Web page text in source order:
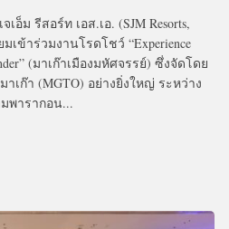
เอ็ม รีสอร์ท เอส.เอ. (SJM Resorts,
เข้าร่วมงานโรดโชว์ “Experience
(มาเก๊าเมืองมหัศจรรย์) ซึ่งจัดโดย
เก๊า (MGTO) อย่างยิ่งใหญ่ ระหว่าง
พารากอน...